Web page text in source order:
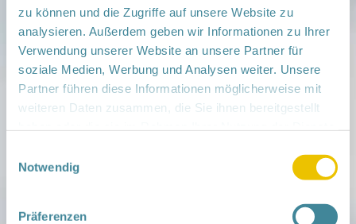
zu können und die Zugriffe auf unsere Website zu
analysieren. Außerdem geben wir Informationen zu Ihrer
Verwendung unserer Website an unsere Partner für
soziale Medien, Werbung und Analysen weiter. Unsere
Partner führen diese Informationen möglicherweise mit
weiteren Daten zusammen, die Sie ihnen bereitgestellt
Notwendig
Präferenzen
teilen
Weitere Infos:
› Zum Regionalnetzwerk ...
iCal•Google Calendar
in der Schwangerschaft